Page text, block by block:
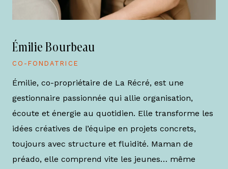
Émilie Bourbeau
CO-FONDATRICE
Émilie, co-propriétaire de La Récré, est une
gestionnaire passionnée qui allie organisation,
écoute et énergie au quotidien. Elle transforme les
idées créatives de l’équipe en projets concrets,
toujours avec structure et fluidité. Maman de
préado, elle comprend vite les jeunes… même